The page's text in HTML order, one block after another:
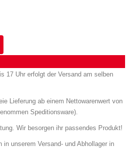
17 Uhr erfolgt der Versand am selben
Lieferung ab einem Nettowarenwert von
Speditionsware).
Wir besorgen ihr passendes Produkt!
in unserem Versand- und Abhollager in